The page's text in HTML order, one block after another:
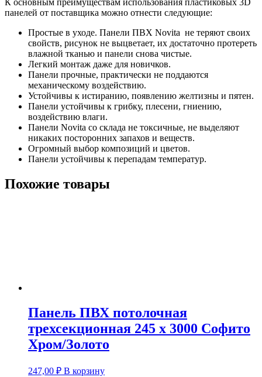
панелей от поставщика можно отнести следующие:
Простые в уходе. Панели ПВХ Novita не теряют своих
свойств, рисунок не выцветает, их достаточно протереть
влажной тканью и панели снова чистые.
Легкий монтаж даже для новичков.
Панели прочные, практически не поддаются
механическому воздействию.
Устойчивы к истиранию, появлению желтизны и пятен.
Панели устойчивы к грибку, плесени, гниению,
воздействию влаги.
Панели Novita со склада не токсичные, не выделяют
никаких посторонних запахов и веществ.
Огромный выбор композиций и цветов.
Панели устойчивы к перепадам температур.
Похожие товары
Панель ПВХ потолочная
трехсекционная 245 х 3000 Софито
Хром/Золото
247,00 ₽ В корзину